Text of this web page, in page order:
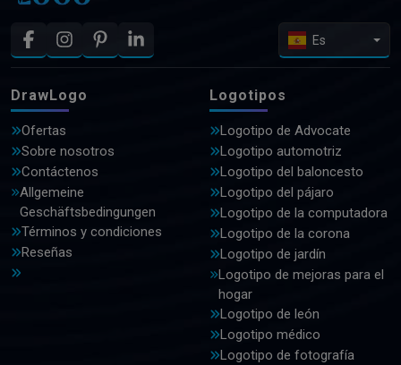
Es
DrawLogo
Ofertas
Sobre nosotros
Contáctenos
Allgemeine
Geschäftsbedingungen
Términos y condiciones
Reseñas
Logotipos
Logotipo de Advocate
Logotipo automotriz
Logotipo del baloncesto
Logotipo del pájaro
Logotipo de la computadora
Logotipo de la corona
Logotipo de jardín
Logotipo de mejoras para el
hogar
Logotipo de león
Logotipo médico
Logotipo de fotografía